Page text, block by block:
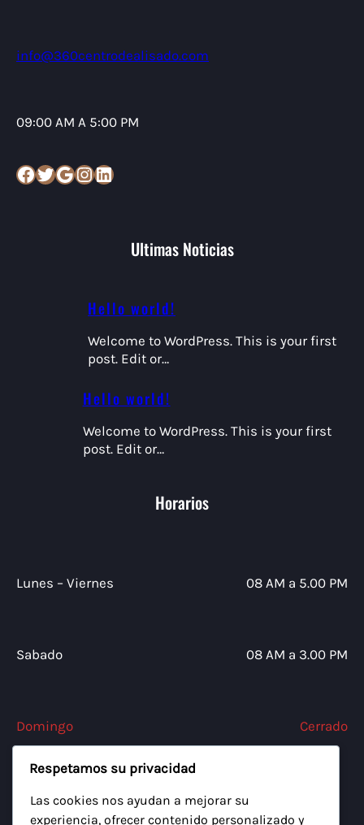
info@360centrodealisado.com
09:00 AM A 5:00 PM
Facebook Twitter Google InstagramLinkedIn
Ultimas Noticias
Hello world!
Welcome to WordPress. This is your first
post. Edit or…
Hello world!
Welcome to WordPress. This is your first
post. Edit or…
Horarios
Lunes – Viernes 08 AM a 5.00 PM
Sabado 08 AM a 3.00 PM
Domingo Cerrado
Síguenos
Respetamos su privacidad
Las cookies nos ayudan a mejorar su
experiencia, ofrecer contenido personalizado y